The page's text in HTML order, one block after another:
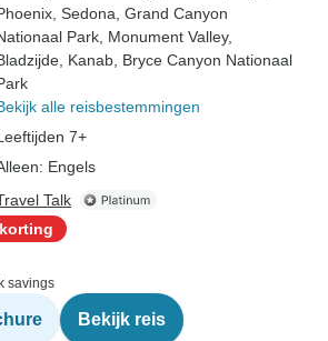
, Sedona , Grand Canyon
Park , Monument Valley,
, Kanab , Bryce Canyon Nationaal
alle reisbestemmingen
7+
Engels
Talk
savings
Bekijk reis